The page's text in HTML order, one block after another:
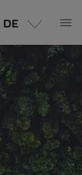
DE